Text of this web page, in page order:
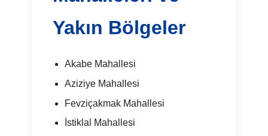
Yakın Bölgeler
Akabe Mahallesi
Aziziye Mahallesi
Fevziçakmak Mahallesi
İstiklal Mahallesi